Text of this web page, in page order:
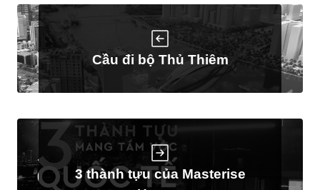
Cầu đi bộ Thủ Thiêm
3 thành tựu của Masterise